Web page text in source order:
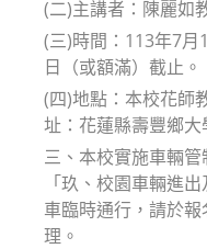
(二)主講者：陳麗如
(三)時間：113年7
日（或額滿）截止。
(四)地點：本校花師
址：花蓮縣壽豐鄉大
三、本校實施車輛
「玖、校園車輛進
車臨時通行，請於
理。